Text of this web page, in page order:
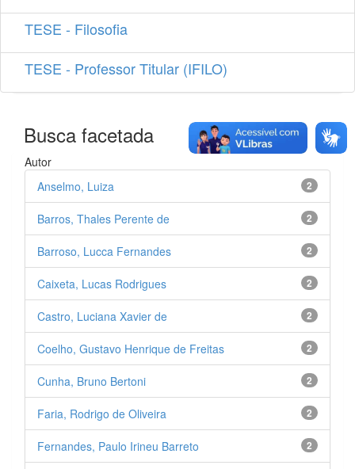
TESE - Filosofia
TESE - Professor Titular (IFILO)
Busca facetada
Autor
2
Anselmo, Luiza
2
Barros, Thales Perente de
2
Barroso, Lucca Fernandes
2
Caixeta, Lucas Rodrigues
2
Castro, Luciana Xavier de
2
Coelho, Gustavo Henrique de Freitas
2
Cunha, Bruno Bertoni
2
Faria, Rodrigo de Oliveira
2
Fernandes, Paulo Irineu Barreto